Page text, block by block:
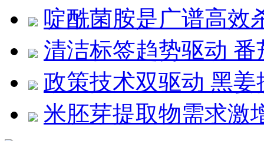
啶酰菌胺是广谱高效
清洁标签趋势驱动
政策技术双驱动 黑
米胚芽提取物需求激